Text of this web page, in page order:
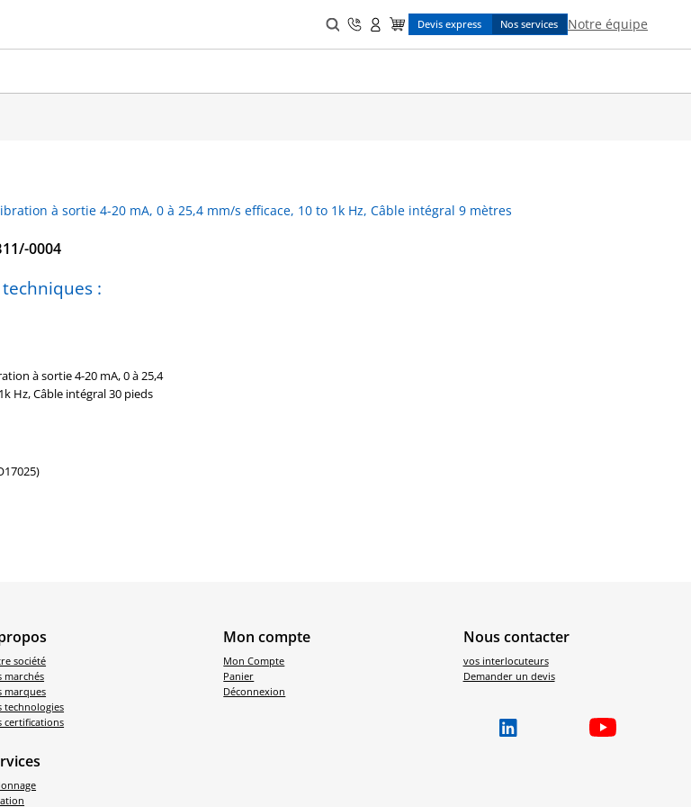
Search
for:
Devis express Nos services Notre équipe
à sortie 4-20 mA, 0 à 25,4 mm/s efficace, 10 to 1k Hz, Câble intégral 9 mètres
0004
:
à sortie 4-20 mA, 0 à 25,4
Hz, Câble intégral 30 pieds
société
marchés
marques
technologies
certifications
Mon compte
Mon Compte
Panier
Déconnexion
Nous contacter
vos interlocuteurs
Demander un devis